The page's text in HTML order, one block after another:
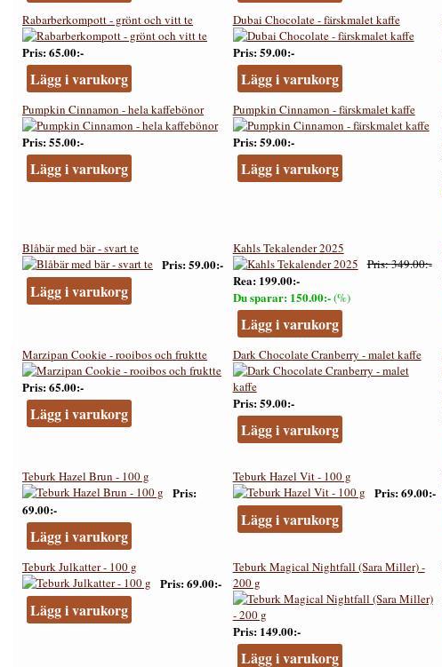
Rabarberkompott - grönt och vitt te
Pris 65.00:-
Lägg i varukorg
Dubai Chocolate - färskmalet kaffe
Pris 59.00:-
Lägg i varukorg
Pumpkin Cinnamon - hela kaffebönor
Pris 55.00:-
Lägg i varukorg
Pumpkin Cinnamon - färskmalet kaffe
Pris 59.00:-
Lägg i varukorg
Blåbär med bär - svart te
Pris 59.00:-
Lägg i varukorg
Kahls Tekalender 2025
Pris 349.00:-
Rea 199.00:-
Du sparar 150.00:-(%)
Lägg i varukorg
Marzipan Cookie - rooibos och fruktte
Pris 65.00:-
Lägg i varukorg
Dark Chocolate Cranberry - malet kaffe
Pris 59.00:-
Lägg i varukorg
Teburk Hazel Brun - 100 g
Pris
69.00:-
Lägg i varukorg
Teburk Hazel Vit - 100 g
Pris 69.00:-
Lägg i varukorg
Teburk Julkatter - 100 g
Pris 69.00:-
Lägg i varukorg
Teburk Magical Nightfall (Sara Miller) -
200 g
Pris 149.00:-
Lägg i varukorg